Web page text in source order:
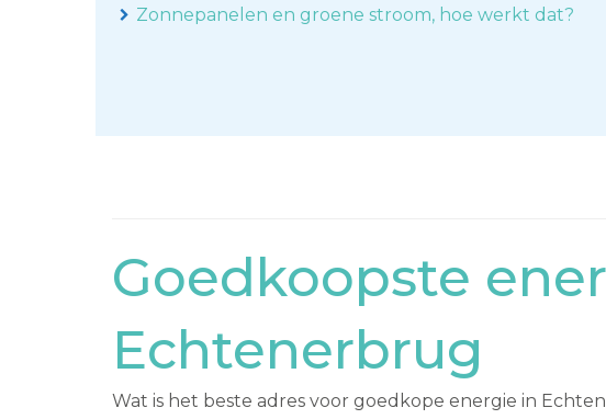
Zonnepanelen en groene stroom, hoe werkt dat?
Goedkoopste
Echtenerbrug
Wat is het beste adres voor goedkope energie in